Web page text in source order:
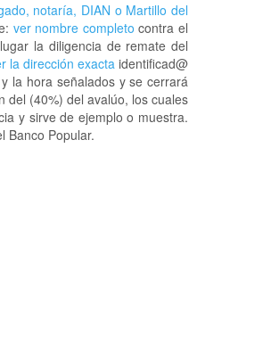
notaría, DIAN o Martillo del
ver nombre completo contra el
la diligencia de remate del
la dirección exacta identificad@
la hora señalados y se cerrará
del (40%) del avalúo, los cuales
y sirve de ejemplo o muestra.
Banco Popular.